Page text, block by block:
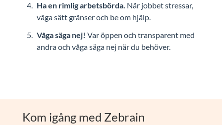
Ha en rimlig arbetsbörda. När jobbet stressar,
våga sätt gränser och be om hjälp.
Våga säga nej! Var öppen och transparent med
andra och våga säga nej när du behöver.
Kom igång med Zebrain